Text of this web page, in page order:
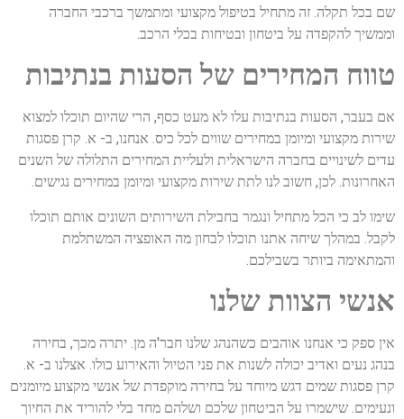
שם בכל תקלה. זה מתחיל בטיפול מקצועי ומתמשך ברכבי החברה
וממשיך להקפדה על ביטחון ובטיחות בכלי הרכב.
טווח המחירים של הסעות בנתיבות
אם בעבר, הסעות בנתיבות עלו לא מעט כסף, הרי שהיום תוכלו למצוא
שירות מקצועי ומיומן במחירים שווים לכל כיס. אנחנו, ב- א. קרן פסגות
עדים לשינויים בחברה הישראלית ולעליית המחירים התלולה של השנים
האחרונות. לכן, חשוב לנו לתת שירות מקצועי ומיומן במחירים נגישים.
שימו לב כי הכל מתחיל ונגמר בחבילת השירותים השונים אותם תוכלו
לקבל. במהלך שיחה אתנו תוכלו לבחון מה האופציה המשתלמת
והמתאימה ביותר בשבילכם.
אנשי הצוות שלנו
אין ספק כי אנחנו אוהבים כשהנהג שלנו חבר'ה מן. יתרה מכך, בחירה
בנהג נעים ואדיב יכולה לשנות את פני הטיול והאירוע כולו. אצלנו ב- א.
קרן פסגות שמים דגש מיוחד על בחירה מוקפדת של אנשי מקצוע מיומנים
ונעימים. שישמרו על הביטחון שלכם ושלהם מחד בלי להוריד את החיוך